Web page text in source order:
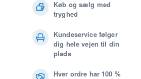
Køb og sælg med
tryghed
Kundeservice følger
dig hele vejen til din
plads
Hver ordre har 100 %